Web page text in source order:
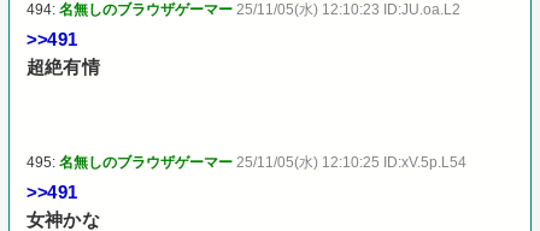
494:名無しのブラウザゲーマー 25/11/05(水) 12:10:23 ID:JU.oa.L2
>>491
超絶有情
495:名無しのブラウザゲーマー 25/11/05(水) 12:10:25 ID:xV.5p.L54
>>491
女神かな